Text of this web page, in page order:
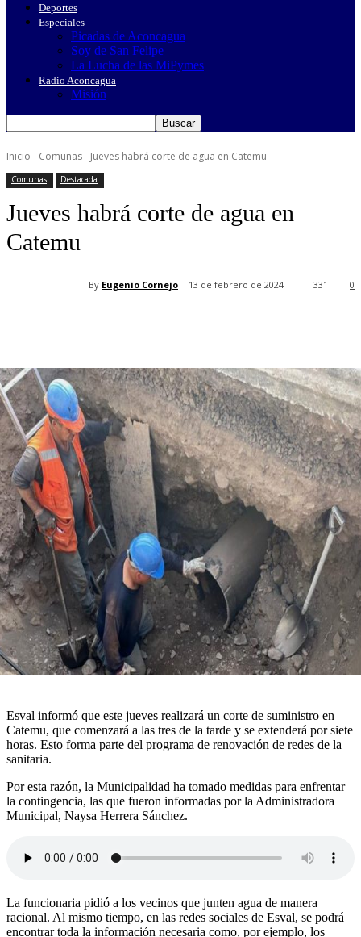
Deportes
Especiales
Picadas de Aconcagua
Soy de San Felipe
La Lucha de las MiPymes
Radio Aconcagua
Misión
Inicio Comunas Jueves habrá corte de agua en Catemu
Comunas Destacada
Jueves habrá corte de agua en
Catemu
By Eugenio Cornejo 13 de febrero de 2024 0
331
Esval informó que este jueves realizará un corte de suministro en
Catemu, que comenzará a las tres de la tarde y se extenderá por siete
horas. Esto forma parte del programa de renovación de redes de la
sanitaria.
Por esta razón, la Municipalidad ha tomado medidas para enfrentar
la contingencia, las que fueron informadas por la Administradora
Municipal, Naysa Herrera Sánchez.
La funcionaria pidió a los vecinos que junten agua de manera
racional. Al mismo tiempo, en las redes sociales de Esval, se podrá
encontrar toda la información necesaria como, por ejemplo, los